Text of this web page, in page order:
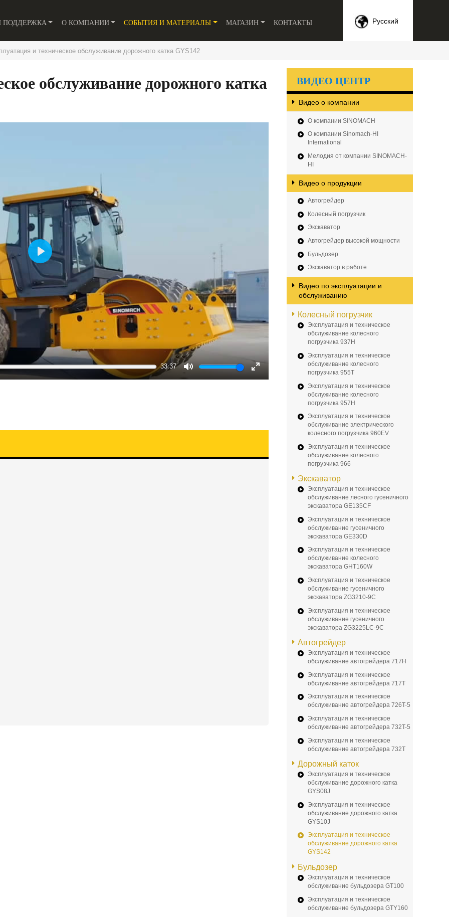
Русский
ПОДДЕРЖКА О КОМПАНИИ СОБЫТИЯ И МАТЕРИАЛЫ МАГАЗИН КОНТАКТЫ
и техническое обслуживание дорожного катка GYS142
обслуживание дорожного катка
33:37
Mute
Enter
Play
ВИДЕО ЦЕНТР
Видео о компании
О компании SINOMACH
О компании Sinomach-HI
International
Мелодия от компании SINOMACH-
HI
Видео о продукции
Автогрейдер
Колесный погрузчик
Экскаватор
Автогрейдер высокой мощности
Бульдозер
Экскаватор в работе
Видео по эксплуатации и
обслуживанию
Колесный погрузчик
Эксплуатация и техническое
обслуживание колесного
погрузчика 937H
Эксплуатация и техническое
обслуживание колесного
погрузчика 955T
Эксплуатация и техническое
обслуживание колесного
погрузчика 957H
Эксплуатация и техническое
обслуживание электрического
колесного погрузчика 960EV
Эксплуатация и техническое
обслуживание колесного
погрузчика 966
Экскаватор
Эксплуатация и техническое
обслуживание лесного гусеничного
экскаватора GE135CF
Эксплуатация и техническое
обслуживание гусеничного
экскаватора GE330D
Эксплуатация и техническое
обслуживание колесного
экскаватора GHT160W
Эксплуатация и техническое
обслуживание гусеничного
экскаватора ZG3210-9C
Эксплуатация и техническое
обслуживание гусеничного
экскаватора ZG3225LC-9C
Автогрейдер
Эксплуатация и техническое
обслуживание автогрейдера 717H
Эксплуатация и техническое
обслуживание автогрейдера 717T
Эксплуатация и техническое
обслуживание автогрейдера 726T-5
Эксплуатация и техническое
обслуживание автогрейдера 732T-5
Эксплуатация и техническое
обслуживание автогрейдера 732T
Дорожный каток
Эксплуатация и техническое
обслуживание дорожного катка
GYS08J
Эксплуатация и техническое
обслуживание дорожного катка
GYS10J
Эксплуатация и техническое
обслуживание дорожного катка
GYS142
Бульдозер
Эксплуатация и техническое
обслуживание бульдозера GT100
Эксплуатация и техническое
обслуживание бульдозера GTY160